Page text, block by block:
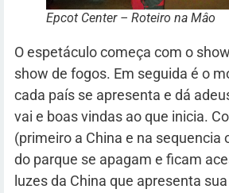
Epcot Center – Roteiro na Mâo
O espetáculo começa com o
show de fogos. Em seguida é o
cada país se apresenta e dá
vai e boas vindas ao que inicia.
(primeiro a China e na sequencia
do parque se apagam e ficam
luzes da China que apresenta